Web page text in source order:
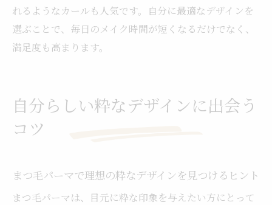
れるようなカールも人気です。自分に最適なデザインを
選ぶことで、毎日のメイク時間が短くなるだけでなく、
満足度も高まります。
自分らしい粋なデザインに出会う
コツ
まつ毛パーマで理想の粋なデザインを見つけるヒント
まつ毛パーマは、目元に粋な印象を与えたい方にとって